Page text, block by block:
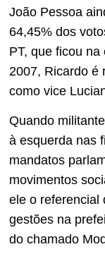
João Pessoa
64,45% dos
PT, que ficou
2007, Ricardo é
como vice
Quando
à esquerda nas
mandatos
movimentos
ele o referencial
gestões na
do chamado